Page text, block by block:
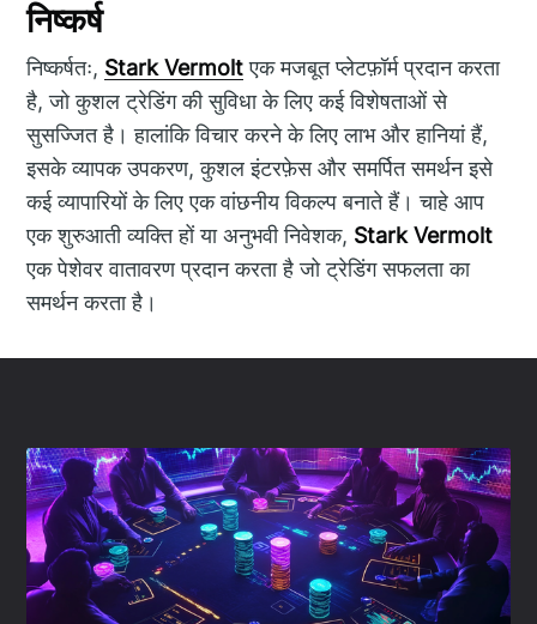
निष्कर्ष
निष्कर्षतः, Stark Vermoltएक मजबूत प्लेटफ़ॉर्म प्रदान करता
है, जो कुशल ट्रेडिंग की सुविधा के लिए कई विशेषताओं से
सुसज्जित है। हालांकि विचार करने के लिए लाभ और हानियां हैं,
इसके व्यापक उपकरण, कुशल इंटरफ़ेस और समर्पित समर्थन इसे
कई व्यापारियों के लिए एक वांछनीय विकल्प बनाते हैं। चाहे आप
एक शुरुआती व्यक्ति हों या अनुभवी निवेशक, Stark Vermolt
एक पेशेवर वातावरण प्रदान करता है जो ट्रेडिंग सफलता का
समर्थन करता है।